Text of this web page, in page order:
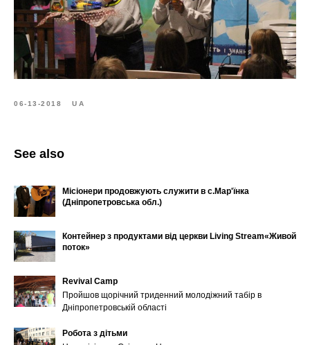
06-13-2018 UA
See also
Місіонери продовжують служити в с.Мар'їнка
(Дніпропетровська обл.)
Контейнер з продуктами від церкви ​Living Stream​«Живой
поток»
Revival Camp
Пройшов щорічний триденний молодіжний табір в
Дніпропетровській області
Робота з дітьми